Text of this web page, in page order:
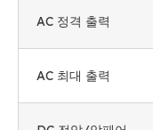
AC 정격 출력
AC 최대 출력